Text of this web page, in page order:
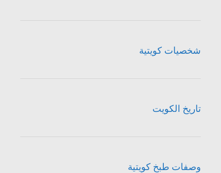
شخصيات كويتية
تاريخ الكويت
وصفات طبخ كويتية